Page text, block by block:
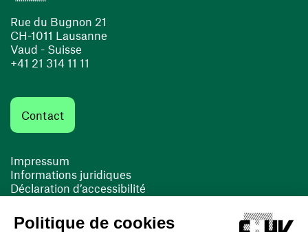
Rue du Bugnon 21
CH-1011 Lausanne
Vaud - Suisse
+41 21 314 11 11
Contact
Impressum
Informations juridiques
Déclaration d’accessibilité
Cookies